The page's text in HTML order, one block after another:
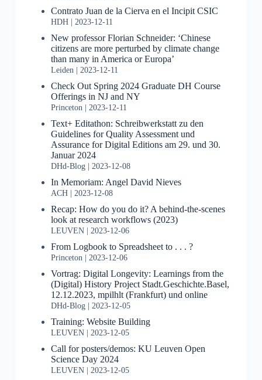
Contrato Juan de la Cierva en el Incipit CSIC
HDH 2023-12-11
New professor Florian Schneider: ‘Chinese
citizens are more perturbed by climate change
than many in America or Europa’
Leiden 2023-12-11
Check Out Spring 2024 Graduate DH Course
Offerings in NJ and NY
Princeton 2023-12-11
Text+ Editathon: Schreibwerkstatt zu den
Guidelines for Quality Assessment und
Assurance for Digital Editions am 29. und 30.
Januar 2024
DHd-Blog 2023-12-08
In Memoriam: Angel David Nieves
ACH 2023-12-08
Recap: How do you do it? A behind-the-scenes
look at research workflows (2023)
LEUVEN 2023-12-06
From Logbook to Spreadsheet to . . . ?
Princeton 2023-12-06
Vortrag: Digital Longevity: Learnings from the
(Digital) History Project Stadt.Geschichte.Basel,
12.12.2023, mpilhlt (Frankfurt) und online
DHd-Blog 2023-12-05
Training: Website Building
LEUVEN 2023-12-05
Call for posters/demos: KU Leuven Open
Science Day 2024
LEUVEN 2023-12-05